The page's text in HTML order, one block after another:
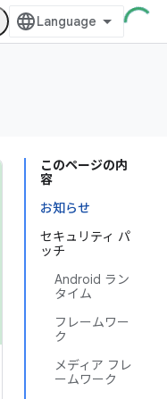
このページの内
容
お知らせ
セキュリティ パ
ッチ
Android ラン
タイム
フレームワー
ク
メディア フレ
ームワーク